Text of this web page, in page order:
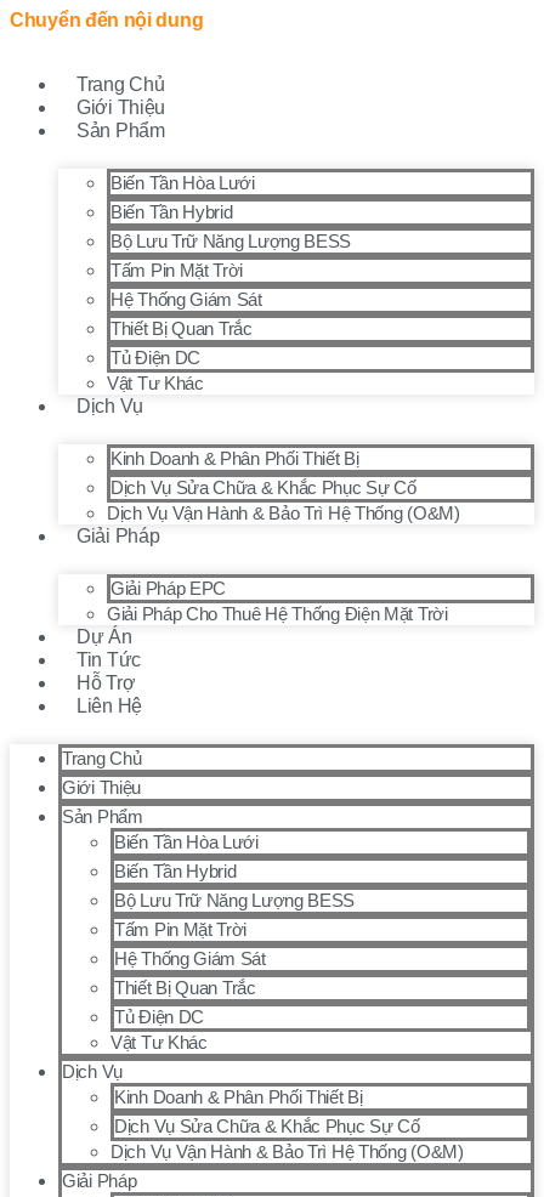
Chuyển đến nội dung
Trang Chủ
Giới Thiệu
Sản Phẩm
Biến Tần Hòa Lưới
Biến Tần Hybrid
Bộ Lưu Trữ Năng Lượng BESS
Tấm Pin Mặt Trời
Hệ Thống Giám Sát
Thiết Bị Quan Trắc
Tủ Điện DC
Vật Tư Khác
Dịch Vụ
Kinh Doanh & Phân Phối Thiết Bị
Dịch Vụ Sửa Chữa & Khắc Phục Sự Cố
Dịch Vụ Vận Hành & Bảo Trì Hệ Thống (O&M)
Giải Pháp
Giải Pháp EPC
Giải Pháp Cho Thuê Hệ Thống Điện Mặt Trời
Dự Án
Tin Tức
Hỗ Trợ
Liên Hệ
Trang Chủ
Giới Thiệu
Sản Phẩm
Biến Tần Hòa Lưới
Biến Tần Hybrid
Bộ Lưu Trữ Năng Lượng BESS
Tấm Pin Mặt Trời
Hệ Thống Giám Sát
Thiết Bị Quan Trắc
Tủ Điện DC
Vật Tư Khác
Dịch Vụ
Kinh Doanh & Phân Phối Thiết Bị
Dịch Vụ Sửa Chữa & Khắc Phục Sự Cố
Dịch Vụ Vận Hành & Bảo Trì Hệ Thống (O&M)
Giải Pháp